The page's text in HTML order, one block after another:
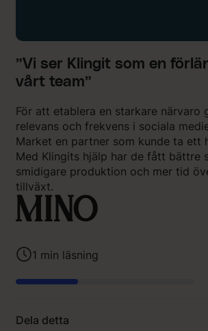
”Vi ser Klingit som en
vårt team”
För att etablera en starkare närvaro
relevans och frekvens i sociala
Market en partner som kunde ta ett
Med Klingits hjälp har de fått bättre
smidigare produktion och mer tid
tillväxt.
1 min läsning
Dela detta